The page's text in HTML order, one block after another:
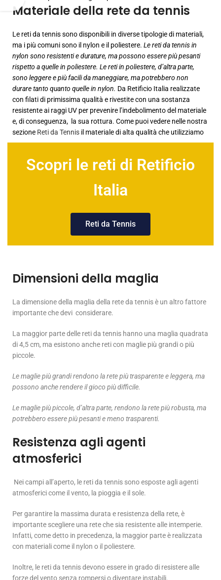
Materiale della rete da tennis
Le reti da tennis sono disponibili in diverse tipologie di materiali,
ma i più comuni sono il nylon e il poliestere. Le reti da tennis in
nylon sono resistenti e durature, ma possono essere più pesanti
rispetto a quelle in poliestere. Le reti in poliestere, d’altra parte,
sono leggere e più facili da maneggiare, ma potrebbero non
durare tanto quanto quelle in nylon. Da Retificio Italia realizzate
con filati di primissima qualità e rivestite con una sostanza
resistente ai raggi UV per prevenire l’indebolimento del materiale
e, di conseguenza, la sua rottura. Come puoi vedere nelle nostra
sezione Retida Tennis il materiale di alta qualità che utilizziamo
Scopri le reti di Retificio
Italia
Reti da Tennis
Dimensioni della maglia
La dimensione della maglia della rete da tennis è un altro fattore
importante che devi considerare.
La maggior parte delle reti da tennis hanno una maglia quadrata
di 4,5 cm, ma esistono anche reti con maglie più grandi o più
piccole.
Le maglie più grandi rendono la rete più trasparente e leggera, ma
possono anche rendere il gioco più difficile.
Le maglie più piccole, d’altra parte, rendono la rete più robusta, ma
potrebbero essere più pesanti e meno trasparenti.
Resistenza agli agenti
atmosferici
Nei campi all’aperto, le reti da tennis sono esposte agli agenti
atmosferici come il vento, la pioggia e il sole.
Per garantire la massima durata e resistenza della rete, è
importante scegliere una rete che sia resistente alle intemperie.
Infatti, come detto in precedenza, la maggior parte è realizzata
con materiali come il nylon o il poliestere.
Inoltre, le reti da tennis devono essere in grado di resistere alle
forze del vento senza rompersi o diventare instabili.